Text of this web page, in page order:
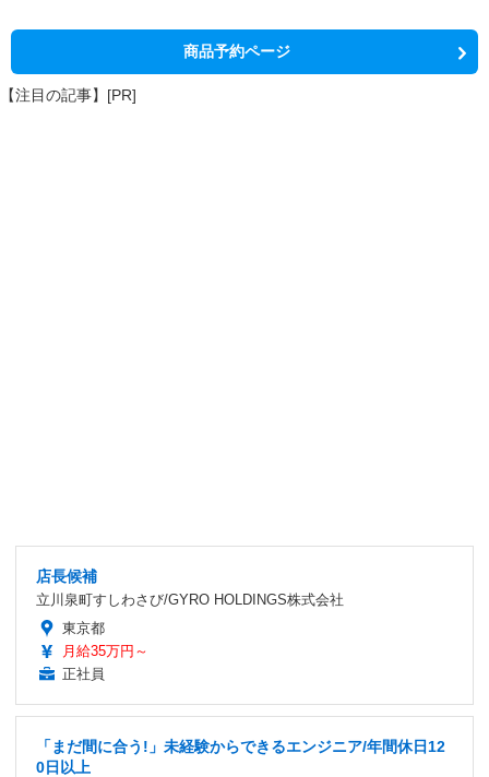
商品予約ページ
【注目の記事】[PR]
店長候補
立川泉町すしわさび/GYRO HOLDINGS株式会社
東京都
月給35万円～
正社員
「まだ間に合う!」未経験からできるエンジニア/年間休日12
0日以上